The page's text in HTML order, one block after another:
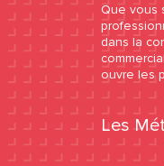
Que vous
dans la
ouvre les
Les